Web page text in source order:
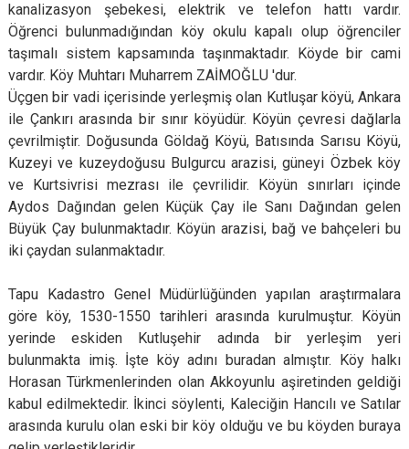
kanalizasyon şebekesi, elektrik ve telefon hattı vardır.
Öğrenci bulunmadığından köy okulu kapalı olup öğrenciler
taşımalı sistem kapsamında taşınmaktadır. Köyde bir cami
vardır. Köy Muhtarı Muharrem ZAİMOĞLU 'dur.
Üçgen bir vadi içerisinde yerleşmiş olan Kutluşar köyü, Ankara
ile Çankırı arasında bir sınır köyüdür. Köyün çevresi dağlarla
çevrilmiştir. Doğusunda Göldağ Köyü, Batısında Sarısu Köyü,
Kuzeyi ve kuzeydoğusu Bulgurcu arazisi, güneyi Özbek köy
ve Kurtsivrisi mezrası ile çevrilidir. Köyün sınırları içinde
Aydos Dağından gelen Küçük Çay ile Sanı Dağından gelen
Büyük Çay bulunmaktadır. Köyün arazisi, bağ ve bahçeleri bu
iki çaydan sulanmaktadır.
Tapu Kadastro Genel Müdürlüğünden yapılan araştırmalara
göre köy, 1530-1550 tarihleri arasında kurulmuştur. Köyün
yerinde eskiden Kutluşehir adında bir yerleşim yeri
bulunmakta imiş. İşte köy adını buradan almıştır. Köy halkı
Horasan Türkmenlerinden olan Akkoyunlu aşiretinden geldiği
kabul edilmektedir. İkinci söylenti, Kaleciğin Hancılı ve Satılar
arasında kurulu olan eski bir köy olduğu ve bu köyden buraya